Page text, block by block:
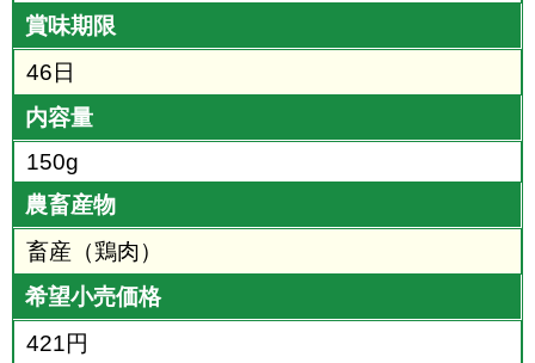
賞味期限
46日
内容量
150g
農畜産物
畜産（鶏肉）
希望小売価格
421円